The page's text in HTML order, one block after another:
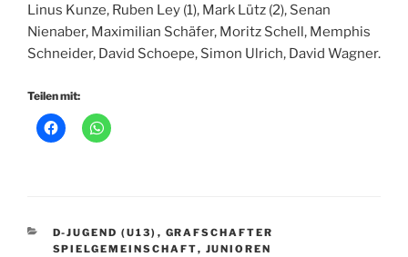
Linus Kunze, Ruben Ley (1), Mark Lütz (2), Senan
Nienaber, Maximilian Schäfer, Moritz Schell, Memphis
Schneider, David Schoepe, Simon Ulrich, David Wagner.
Teilen mit:
KATEGORIEN
D-JUGEND (U13) , GRAFSCHAFTER
SPIELGEMEINSCHAFT, JUNIOREN